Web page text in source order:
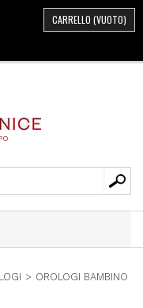
CARRELLO (VUOTO)
> OROLOGI BAMBINO